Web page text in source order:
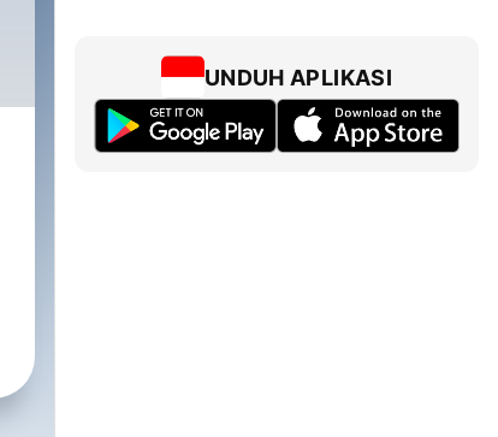
UNDUH APLIKASI